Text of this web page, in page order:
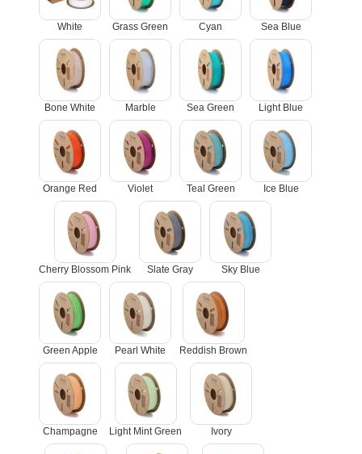
White Grass Green Cyan Sea Blue
Bone White Marble Sea Green Light Blue
Orange Red Violet Teal Green Ice Blue
Cherry Blossom Pink Slate Gray Sky Blue
Green Apple Pearl White Reddish Brown
Champagne Light Mint Green Ivory